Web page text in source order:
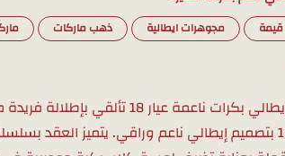
مجوهرات ايطالية ذهب ماركات
عقد ذهب إيطالي بكرات ناعمة
ذهب عيار 18 بتصميم إيطالي ناعم وراقي. يتميز